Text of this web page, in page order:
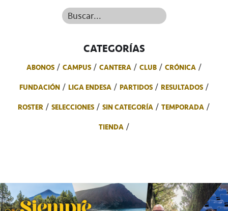
Buscar...
CATEGORÍAS
ABONOS CAMPUS CANTERA CLUB
CRÓNICA
FUNDACIÓN
LIGA ENDESA PARTIDOS
RESULTADOS
ROSTER
SELECCIONES SIN CATEGORÍA
TEMPORADA
TIENDA